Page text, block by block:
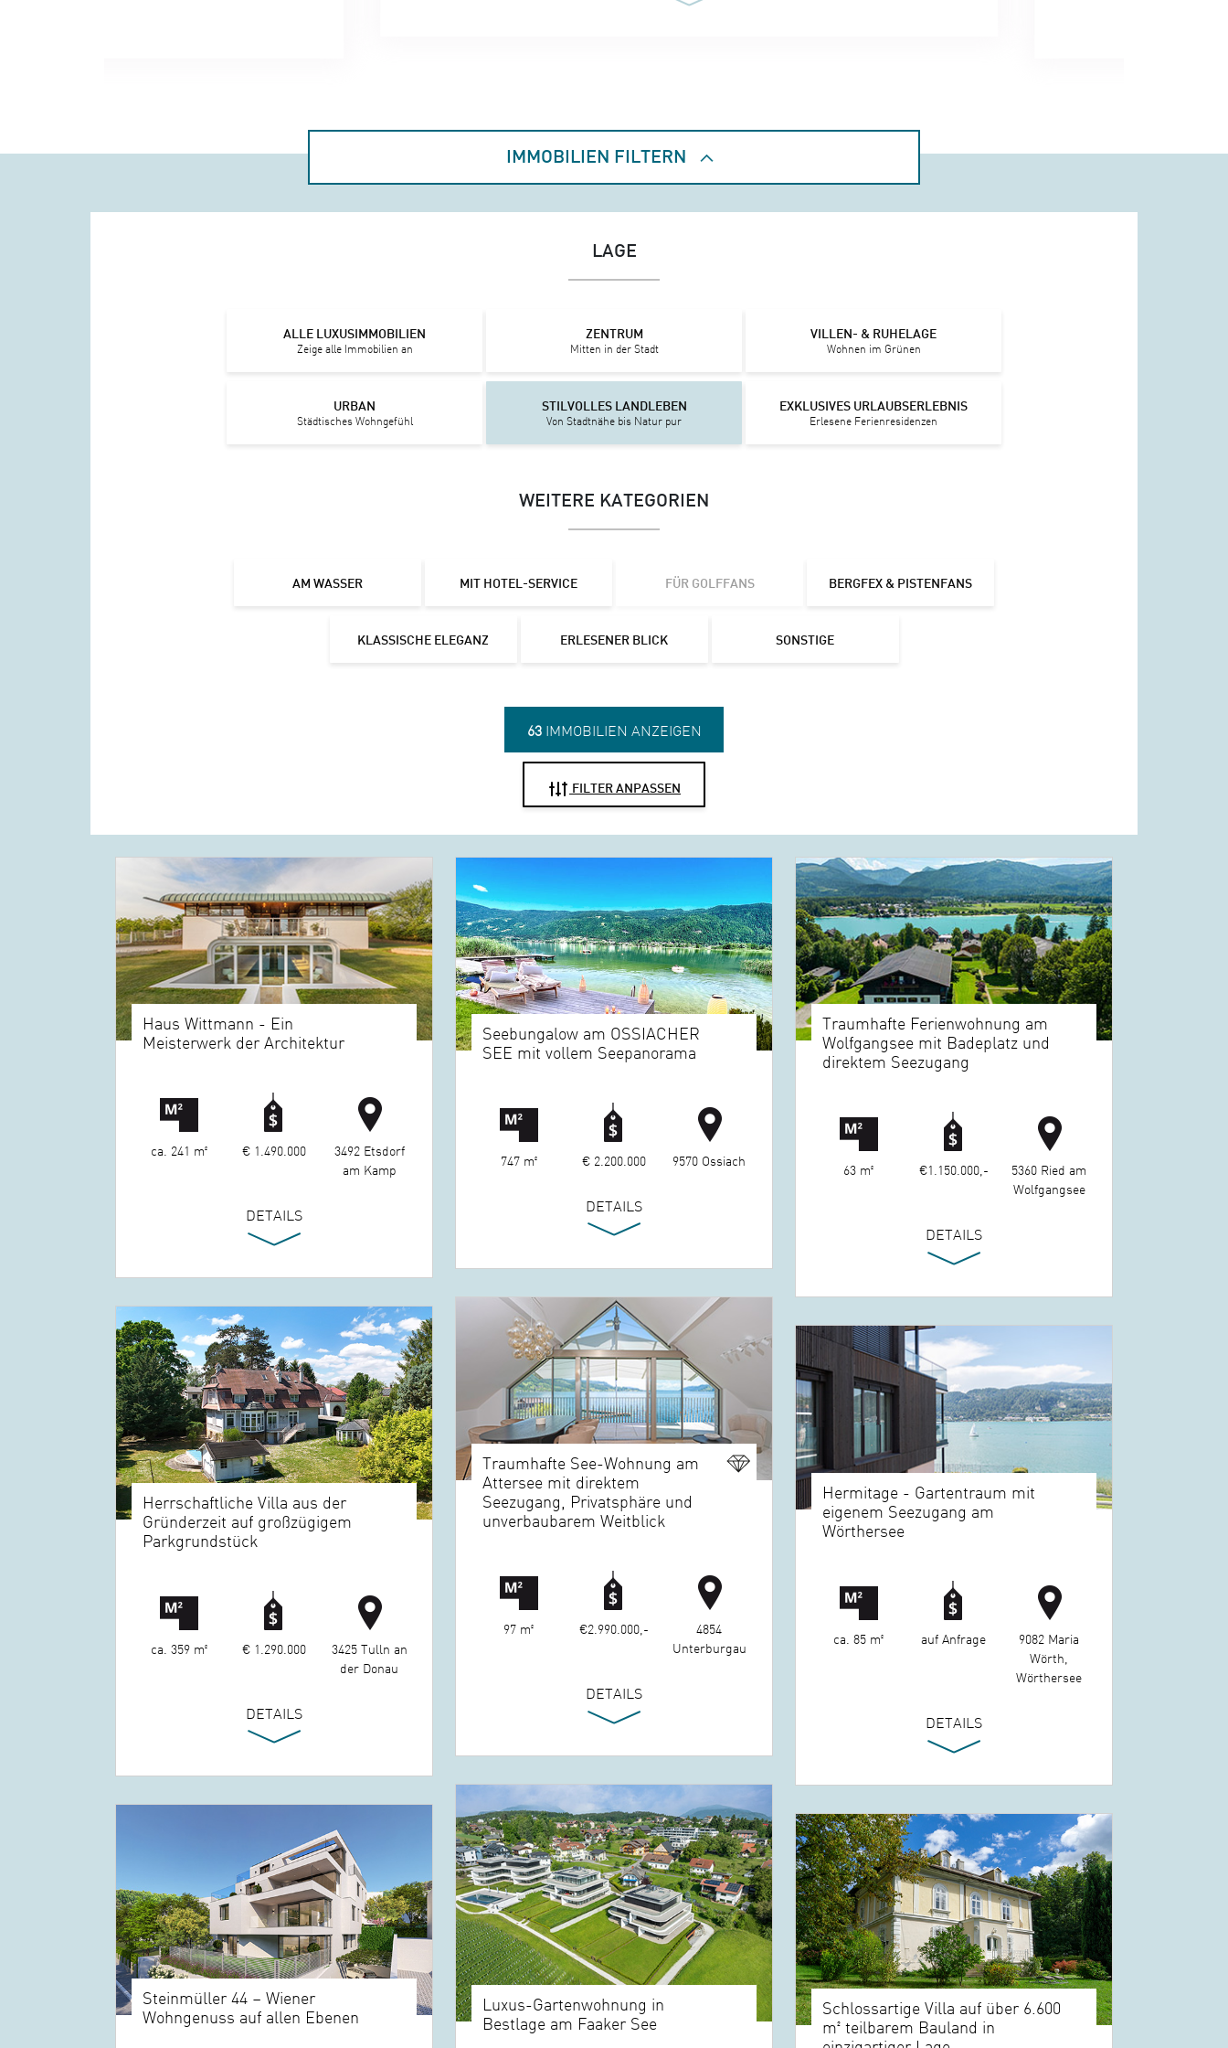
IMMOBILIEN FILTERN
LAGE
ALLE LUXUSIMMOBILIEN
Zeige alle Immobilien an
ZENTRUM
Mitten in der Stadt
VILLEN- & RUHELAGE
Wohnen im Grünen
URBAN
Städtisches Wohngefühl
STILVOLLES LANDLEBEN
Von Stadtnähe bis Natur pur
EXKLUSIVES URLAUBSERLEBNIS
Erlesene Ferienresidenzen
WEITERE KATEGORIEN
AM WASSER MIT HOTEL-SERVICE FÜR GOLFFANS BERGFEX & PISTENFANS
KLASSISCHE ELEGANZ ERLESENER BLICK SONSTIGE
63 IMMOBILIEN ANZEIGEN
FILTER ANPASSEN
Seebungalow am OSSIACHER
SEE mit vollem Seepanorama
747 m² € 2.200.000 9570 Ossiach
DETAILS
Traumhafte See-Wohnung am
Attersee mit direktem
Seezugang, Privatsphäre und
unverbaubarem Weitblick
97 m² €2.990.000,-
4854
Unterburgau
DETAILS
Traumhafte Ferienwohnung am
Wolfgangsee mit Badeplatz und
direktem Seezugang
63 m² €1.150.000,-
5360 Ried am
Wolfgangsee
DETAILS
Haus Wittmann - Ein
Meisterwerk der Architektur
ca. 241 m² € 1.490.000
3492 Etsdorf
am Kamp
DETAILS
Hermitage - Gartentraum mit
eigenem Seezugang am
Wörthersee
ca. 85 m² auf Anfrage
9082 Maria
Wörth,
Wörthersee
DETAILS
Schlossartige Villa auf über 6.600
m² teilbarem Bauland in
Luxus-Gartenwohnung in
Bestlage am Faaker See
Herrschaftliche Villa aus der
Gründerzeit auf großzügigem
Parkgrundstück
ca. 359 m² € 1.290.000
3425 Tulln an
der Donau
DETAILS
Steinmüller 44 – Wiener
Wohngenuss auf allen Ebenen